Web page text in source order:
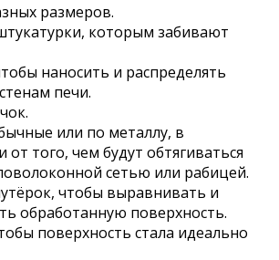
размеров.
которым забивают
наносить и распределять
печи.
или по металлу, в
от того, чем будут обтягиваться
сетью или рабицей.
чтобы выравнивать и
обработанную поверхность.
поверхность стала идеально